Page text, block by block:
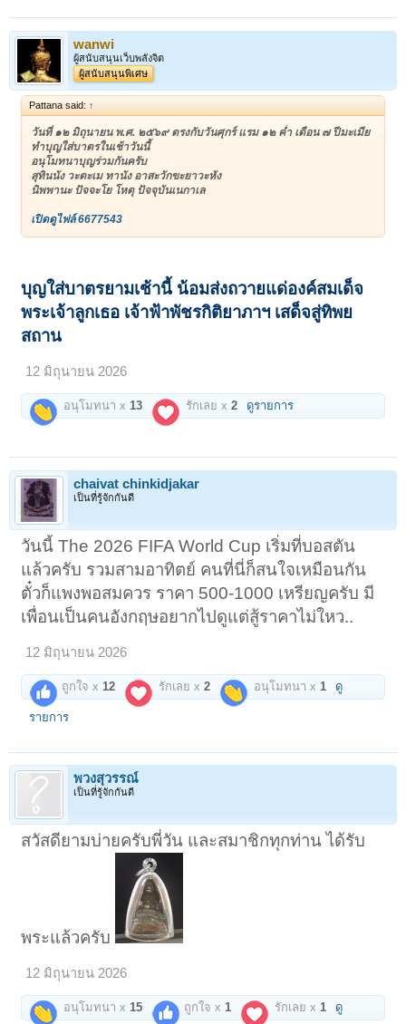
wanwi
ผู้สนับสนุนเว็บพลังจิต
ผู้สนับสนุนพิเศษ
Pattana said: ↑
วันที่ ๑๒ มิถุนายน พ.ศ. ๒๕๖๙ ตรงกับวันศุกร์ แรม ๑๒ ค่ำ เดือน ๗ ปีมะเมีย
ทำบุญใส่บาตรในเช้าวันนี้
อนุโมทนาบุญร่วมกันครับ
สุทินนัง วะตะเม ทานัง อาสะวักขะยาวะหัง
นิพพานะ ปัจจะโย โหตุ ปัจจุบันเนกาเล
เปิดดูไฟล์ 6677543
บุญใส่บาตรยามเช้านี้ น้อมส่งถวายแด่องค์สมเด็จ
พระเจ้าลูกเธอ เจ้าฟ้าพัชรกิติยาภาฯ เสด็จสู่ทิพย
สถาน
12 มิถุนายน 2026
อนุโมทนา x13 รักเลย x2 ดูรายการ
chaivat chinkidjakar
เป็นที่รู้จักกันดี
วันนี้ The 2026 FIFA World Cup เริ่มที่บอสตัน
แล้วครับ รวมสามอาทิตย์ คนที่นี่ก็สนใจเหมือนกัน
ตั๋วก็แพงพอสมควร ราคา 500-1000 เหรียญครับ มี
เพื่อนเป็นคนอังกฤษอยากไปดูแต่สู้ราคาไม่ใหว..
12 มิถุนายน 2026
ถูกใจ x 12 รักเลย x2 อนุโมทนา x 1 ดู
รายการ
พวงสุวรรณ์
เป็นที่รู้จักกันดี
สวัสดียามบ่ายครับพี่วัน และสมาชิกทุกท่าน ได้รับ
พระแล้วครับ
12 มิถุนายน 2026
อนุโมทนา x 15 ถูกใจ x 1 รักเลย x 1 ดู